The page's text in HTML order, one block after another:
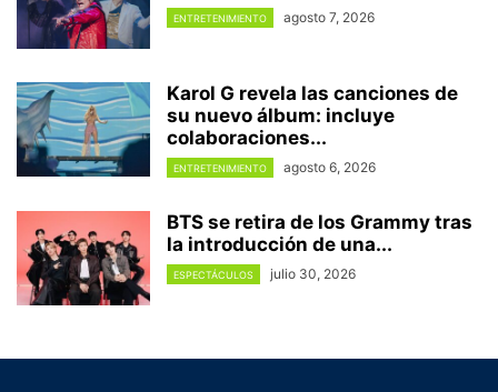
ENTRETENIMIENTO agosto 7, 2026
Karol G revela las canciones de
su nuevo álbum: incluye
colaboraciones...
ENTRETENIMIENTO agosto 6, 2026
BTS se retira de los Grammy tras
la introducción de una...
ESPECTÁCULOS julio 30, 2026